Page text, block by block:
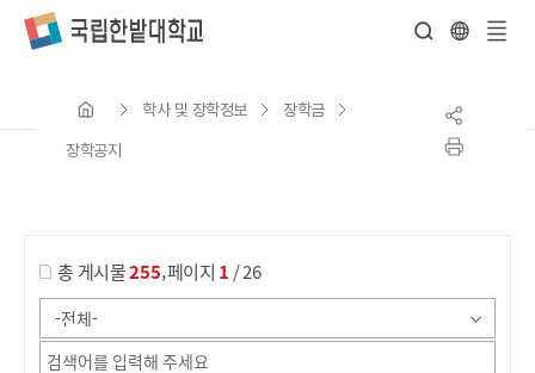
학사 및 장학정보 장학금
장학공지
총 게시물255,페이지 1 / 26